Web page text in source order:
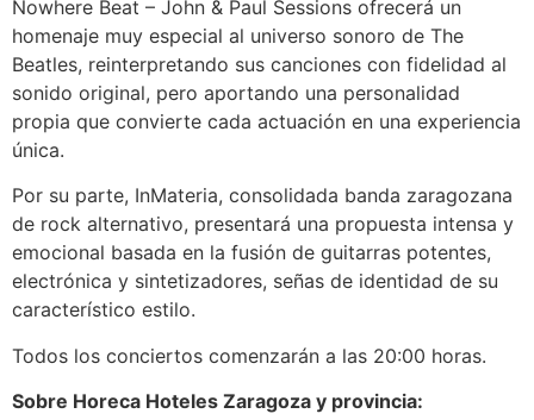
Nowhere Beat – John & Paul Sessions ofrecerá un
homenaje muy especial al universo sonoro de The
Beatles, reinterpretando sus canciones con fidelidad al
sonido original, pero aportando una personalidad
propia que convierte cada actuación en una experiencia
única.
Por su parte, InMateria, consolidada banda zaragozana
de rock alternativo, presentará una propuesta intensa y
emocional basada en la fusión de guitarras potentes,
electrónica y sintetizadores, señas de identidad de su
característico estilo.
Todos los conciertos comenzarán a las 20:00 horas.
Sobre Horeca Hoteles Zaragoza y provincia: